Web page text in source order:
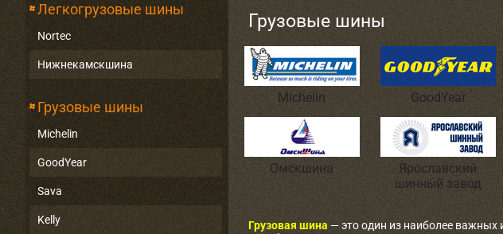
Легкогрузовые шины
Nortec
Нижнекамскшина
Грузовые шины
Michelin
GoodYear
Sava
Kelly
Грузовые шины
Michelin GoodYear
Омскшина
Ярославский
шинный завод
Грузовая шина — это один из наиболее важных